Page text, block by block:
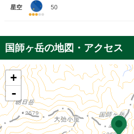
星空 50
国師ヶ岳の地図・アクセス
+
-